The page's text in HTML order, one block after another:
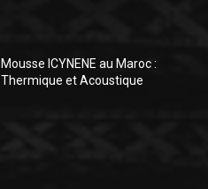
ICYNENE au Maroc :
Thermique et Acoustique